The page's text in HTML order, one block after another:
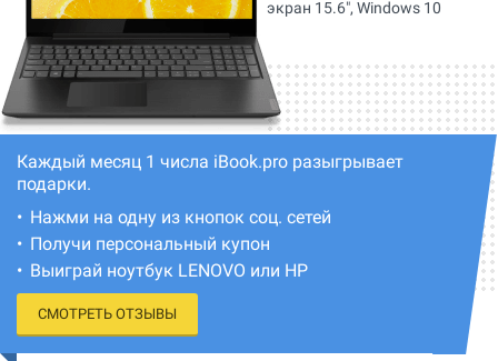
Каждый месяц 1 числа iBook.pro разыгрывает
подарки.
Нажми на одну из кнопок соц. сетей
Получи персональный купон
Выиграй ноутбук LENOVO или HP
СМОТРЕТЬ ОТЗЫВЫ
экран 15.6", Windows 10